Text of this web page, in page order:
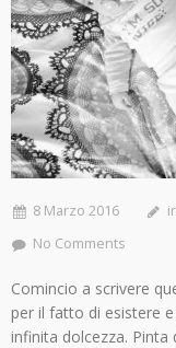
8 Marzo 2016
No Comments
Comincio a scrivere
per il fatto di esistere
infinita dolcezza. Pinta